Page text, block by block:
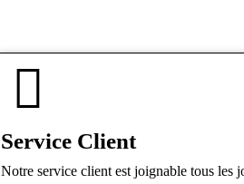
Service Client
Notre service client est joignable tous les